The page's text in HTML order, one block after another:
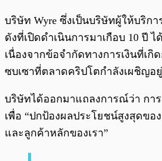
บริษัท Wyre ซึ่งเป็นบริษัทผู้ให้บริก
ดังที่เปิดดำเนินการมาเกือบ 10 ปี
เนื่องจากข้อจำกัดทางการเงินที่เกิ
ซบเซาที่ตลาดคริปโตกำลังเผชิญอยู่
บริษัทได้ออกมาแถลงการณ์ว่า กา
เพื่อ “ปกป้องผลประโยชน์สูงสุดขอ
และลูกค้าหลักของเรา”